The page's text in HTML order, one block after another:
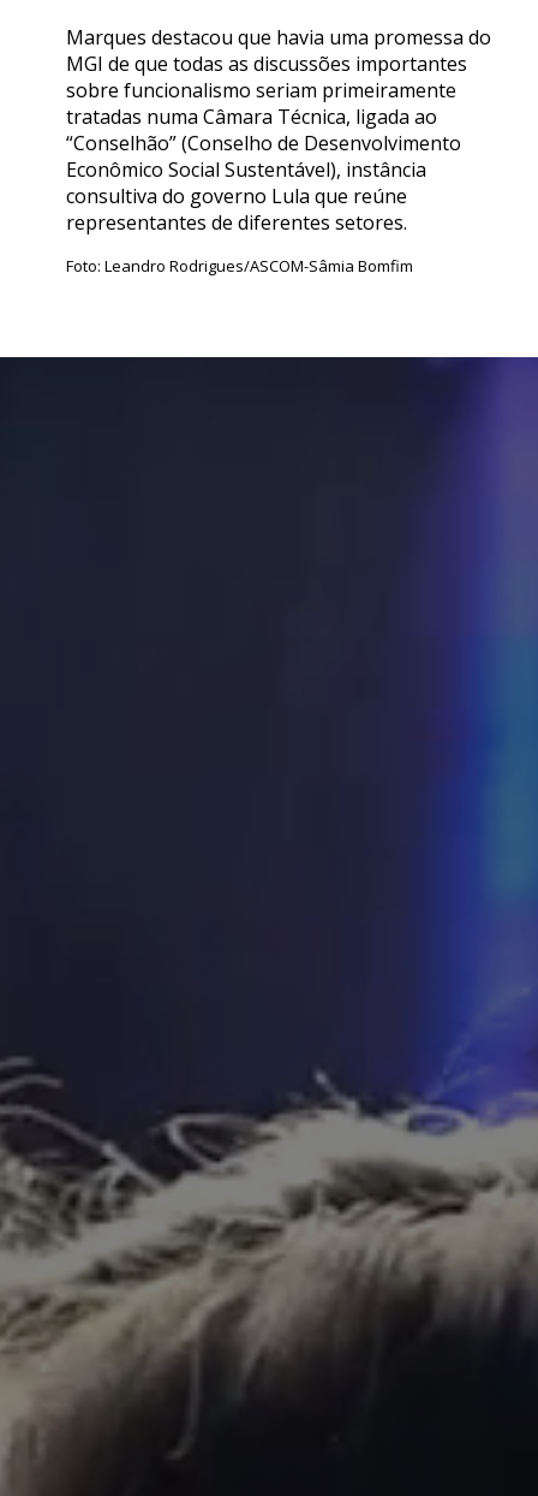
Marques destacou que havia uma promessa do
MGI de que todas as discussões importantes
sobre funcionalismo seriam primeiramente
tratadas numa Câmara Técnica, ligada ao
“Conselhão” (Conselho de Desenvolvimento
Econômico Social Sustentável), instância
consultiva do governo Lula que reúne
representantes de diferentes setores.
Foto: Leandro Rodrigues/ASCOM-Sâmia Bomfim